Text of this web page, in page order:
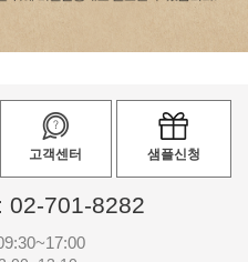
고객센터 샘플신청
02-701-8282